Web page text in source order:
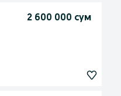
2 600 000 сум